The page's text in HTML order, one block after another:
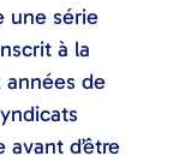
une série
à la
années de
avant d’être